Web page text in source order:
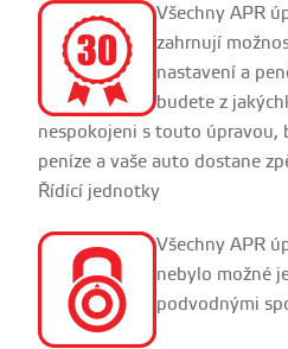
Všechny APR
zahrnují
nastavení a
budete z
nespokojeni s touto úpravou,
peníze a vaše auto dostane
Řídící jednotky
Všechny APR
nebylo možné
podvodnými